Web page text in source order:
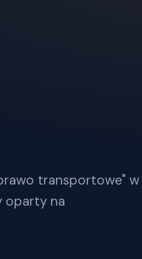
transportowe" w
oparty na